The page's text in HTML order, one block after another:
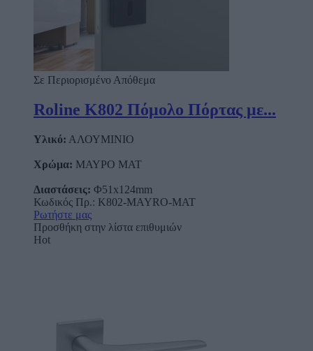
Σε Περιορισμένο Απόθεμα
Roline Κ802 Πόμολο Πόρτας με...
Υλικό: ΑΛΟΥΜΙΝΙΟ
Χρώμα: ΜΑΥΡΟ ΜΑΤ
Διαστάσεις: Φ51x124mm
Κωδικός Πρ.: Κ802-MAYRO-MAT
Ρωτήστε μας
Προσθήκη στην λίστα επιθυμιών
Hot